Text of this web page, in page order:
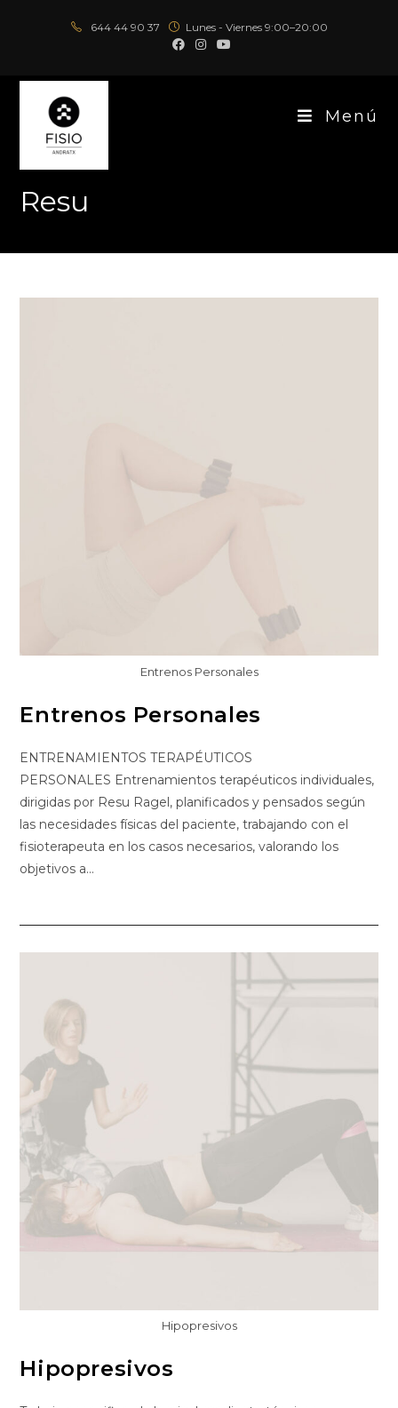
644 44 90 37 Lunes - Viernes 9:00–20:00
Menú
Resu
Entrenos Personales
Entrenos Personales
ENTRENAMIENTOS TERAPÉUTICOS
PERSONALES Entrenamientos terapéuticos individuales,
dirigidas por Resu Ragel, planificados y pensados según
las necesidades físicas del paciente, trabajando con el
fisioterapeuta en los casos necesarios, valorando los
objetivos a…
Hipopresivos
Hipopresivos